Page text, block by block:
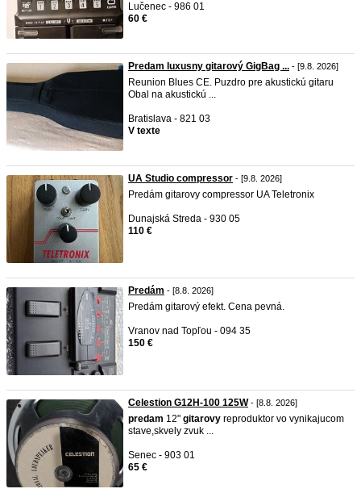
Lučenec - 986 01
60 €
Predam luxusny gitarový GigBag ... - [9.8. 2026]
Reunion Blues CE. Puzdro pre akustickú gitaru
Obal na akustickú ...
Bratislava - 821 03
V texte
UA Studio compressor - [9.8. 2026]
Predám gitarovy compressor UA Teletronix
Dunajská Streda - 930 05
110 €
Predám - [8.8. 2026]
Predám gitarový efekt. Cena pevná.
Vranov nad Topľou - 094 35
150 €
Celestion G12H-100 125W- [8.8. 2026]
predam 12" gitarovy reproduktor vo vynikajucom
stave,skvely zvuk ...
Senec - 903 01
65 €